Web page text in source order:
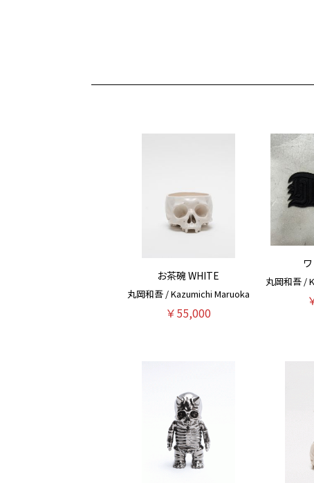
お茶碗 WHITE
丸岡和吾 / Kazumichi Maruoka
￥55,000
丸岡和吾 /